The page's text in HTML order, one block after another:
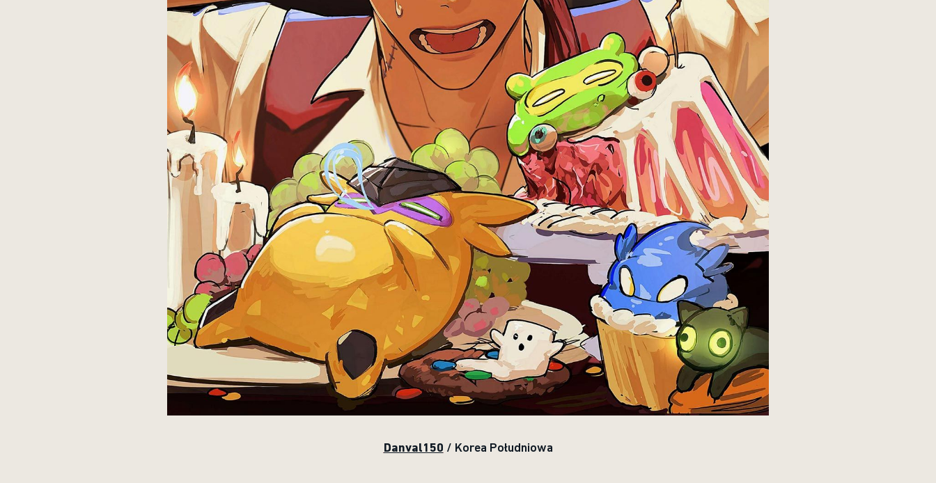
Danval150 / Korea Południowa